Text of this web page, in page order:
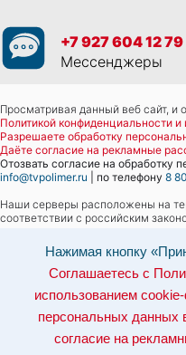
Нажимая кнопку
Соглашаетесь с
использованием
персональных данных
согласие на
+7 927 604 12 79
Мессенджеры
Просматривая данный веб сайт, и
Политикой конфиденциальности
Разрешаете обработку
Даёте согласие на рекламные
Отозвать согласие на обработку
info@tvpolimer.ru | по телефону 8
Наши серверы расположены на
соответствии с российским
Сайт носит исключительно
публичной офертой (ст. 437 ГК РФ
оказания услуг и технических
указанным на сайте.